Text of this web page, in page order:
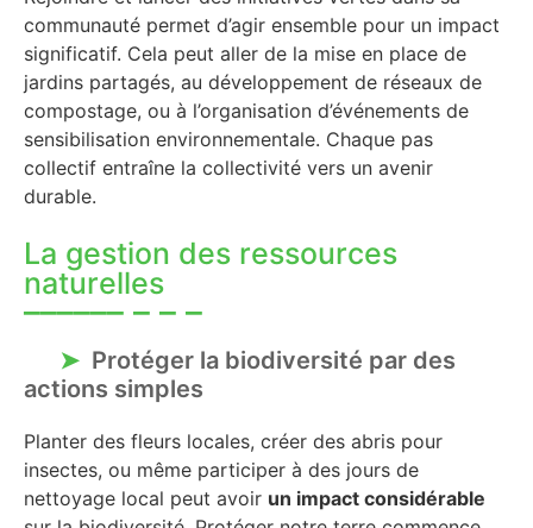
communauté permet d’agir ensemble pour un impact
significatif. Cela peut aller de la mise en place de
jardins partagés, au développement de réseaux de
compostage, ou à l’organisation d’événements de
sensibilisation environnementale. Chaque pas
collectif entraîne la collectivité vers un avenir
durable.
La gestion des ressources
naturelles
Protéger la biodiversité par des
actions simples
Planter des fleurs locales, créer des abris pour
insectes, ou même participer à des jours de
nettoyage local peut avoir un impact considérable